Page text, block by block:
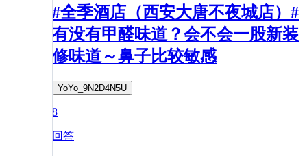
#全季酒店（西安大唐不夜城店）#
有没有甲醛味道？会不会一股新装
修味道～鼻子比较敏感
YoYo_9N2D4N5U
8
回答